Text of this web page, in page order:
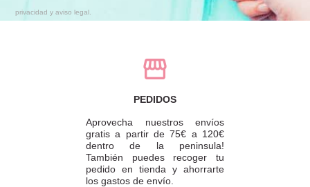
privacidad y aviso legal.
PEDIDOS
Aprovecha nuestros envíos
gratis a partir de 75€ a 120€
dentro de la peninsula!
También puedes recoger tu
pedido en tienda y ahorrarte
los gastos de envío.